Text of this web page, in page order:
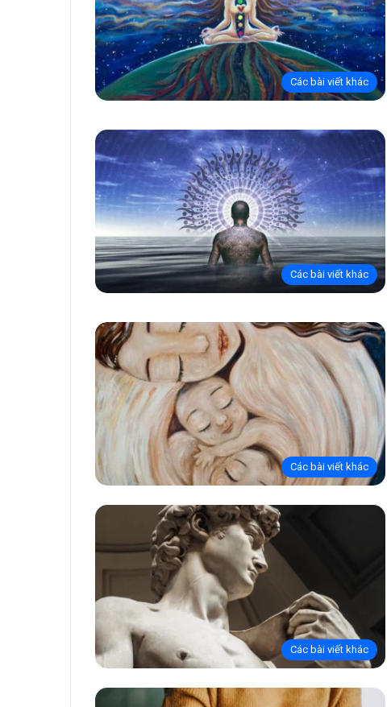
Các bài viết khác
Các bài viết khác
Các bài viết khác
Các bài viết khác